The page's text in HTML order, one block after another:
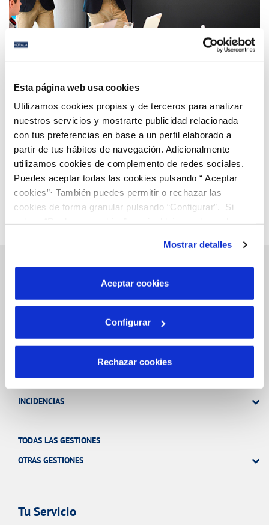
Esta página web usa cookies
Utilizamos cookies propias y de terceros para analizar
nuestros servicios y mostrarte publicidad relacionada
con tus preferencias en base a un perfil elaborado a
partir de tus hábitos de navegación. Adicionalmente
utilizamos cookies de complemento de redes sociales.
Puedes aceptar todas las cookies pulsando “ Aceptar
cookies”· También puedes permitir o rechazar las
cookies de forma granular pulsando “Configurar”. Si
son indispensables para que el sitio web funcione y que
por tanto no se pueden desactivar. Puedes consultar
más información en nuestraPolítica de Cookies
Mostrar detalles
Aceptar cookies
Configurar
Rechazar cookies
Hidralia y Fundación Aquae organizan el
juvenil
Página 101 de 112
Anterior Siguiente
Gestiones Online
FACTURAS, PAGOS Y CONSUMOS
MODIFICACIÓN DE DATOS
INCIDENCIAS
TODAS LAS GESTIONES
OTRAS GESTIONES
Tu Servicio